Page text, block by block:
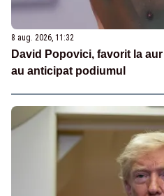
8 aug. 2026, 11:32
David Popovici, favorit la
au anticipat podiumul